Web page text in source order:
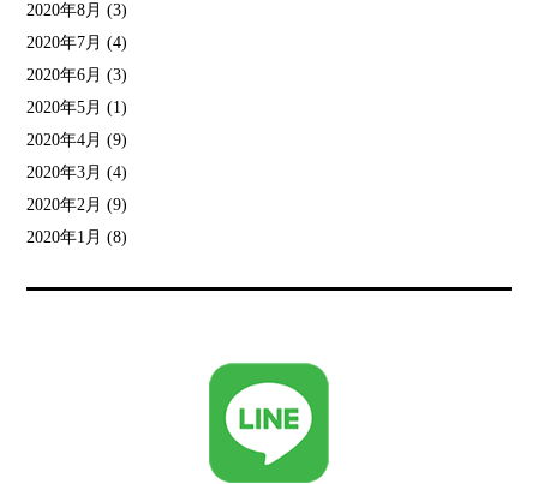
2020年8月 (3)
2020年7月 (4)
2020年6月 (3)
2020年5月 (1)
2020年4月 (9)
2020年3月 (4)
2020年2月 (9)
2020年1月 (8)